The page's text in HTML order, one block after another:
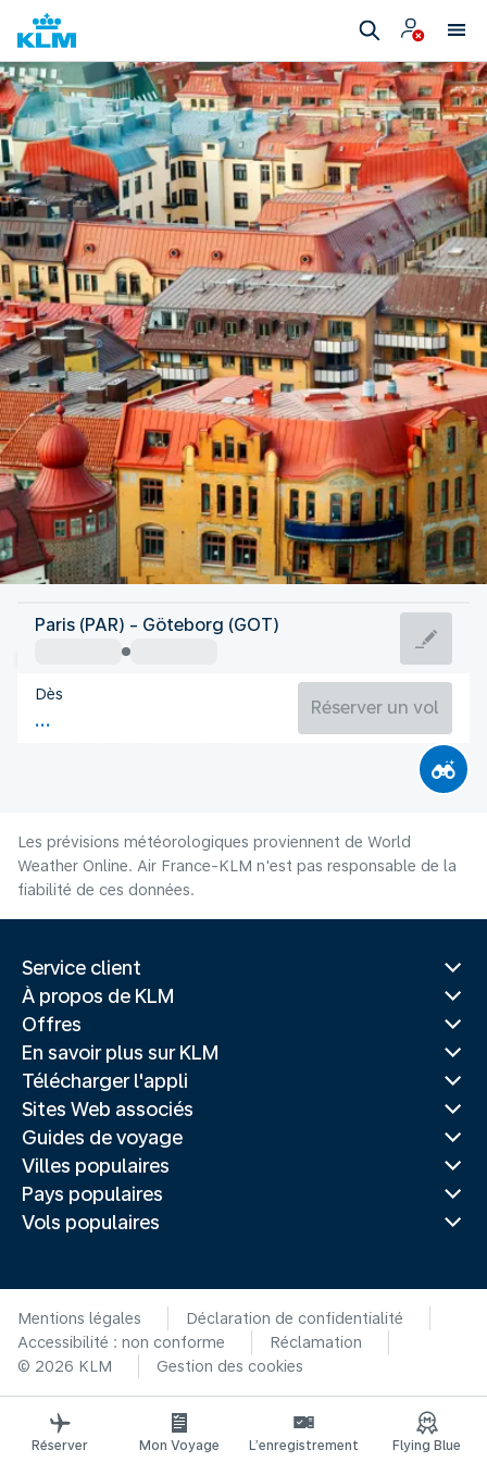
Suède
Göteborg
Suède
Durée du vol
Paris (PAR) - Göteborg (GOT)
Dès
Réserver un vol
Les prévisions météorologiques proviennent de World
Weather Online. Air France-KLM n'est pas responsable de la
fiabilité de ces données.
Service client
À propos de KLM
Offres
En savoir plus sur KLM
Télécharger l'appli
Sites Web associés
Guides de voyage
Villes populaires
Pays populaires
Vols populaires
Mentions légales
Déclaration de confidentialité
Accessibilité : non conforme
Réclamation
© 2026 KLM
Gestion des cookies
Réserver Mon Voyage L’enregistrement Flying Blue